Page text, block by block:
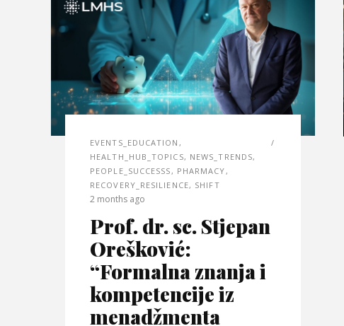
EVENTS_EDUCATION ,
HEALTH_HUB_TOPICS, NEWS_TRENDS,
PEOPLE_SUCCESSS, PHARMACY,
RECOVERY_RESILIENCE, SHIFT
2 months ago
Prof. dr. sc. Stjepan
Orešković:
“Formalna znanja i
kompetencije iz
menadžmenta